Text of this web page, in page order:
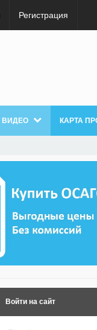
Регистрация
ВИДЕО КАРТА
Войти на сайт